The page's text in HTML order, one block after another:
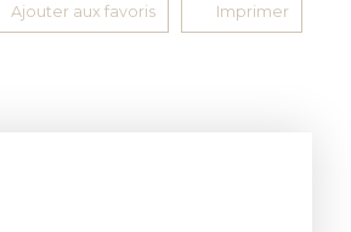
Ajouter aux favoris Imprimer